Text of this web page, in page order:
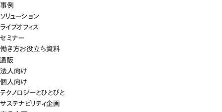
事例
ソリューション
ライブオフィス
セミナー
働き方お役立ち資料
通販
法人向け
個人向け
テクノロジーとひとびと
サステナビリティ企画